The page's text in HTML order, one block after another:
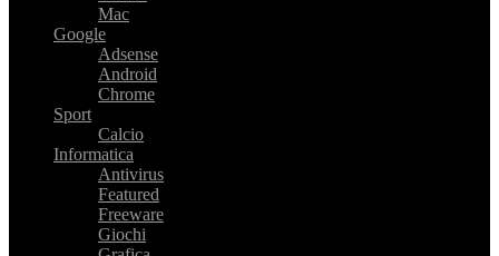
Mac
Google
Adsense
Android
Chrome
Sport
Calcio
Informatica
Antivirus
Featured
Freeware
Giochi